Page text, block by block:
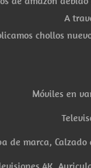
A
chollos
Móviles en
de marca,